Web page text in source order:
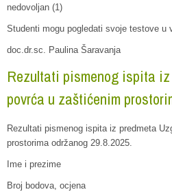
nedovoljan (1)
Studenti mogu pogledati svoje testove u
doc.dr.sc. Paulina Šaravanja
Rezultati pismenog ispita
povrća u zaštićenim
Rezultati pismenog ispita iz predmeta
prostorima održanog 29.8.2025.
Ime i prezime
Broj bodova, ocjena